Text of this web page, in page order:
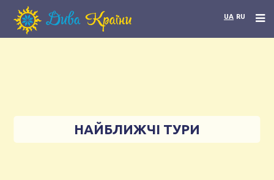
UA RU
НАЙБЛИЖЧІ ТУРИ